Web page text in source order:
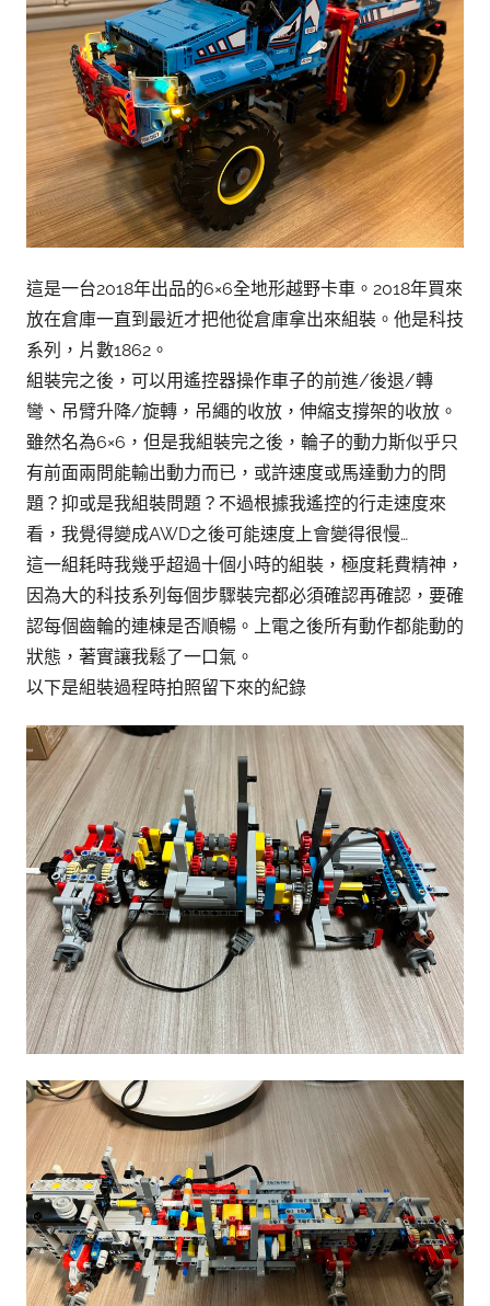
這是一台2018年出品的6×6全地形越野卡車。2018年買來
放在倉庫一直到最近才把他從倉庫拿出來組裝。他是科技
系列，片數1862。
組裝完之後，可以用遙控器操作車子的前進/後退/轉
彎、吊臂升降/旋轉，吊繩的收放，伸縮支撐架的收放。
雖然名為6×6，但是我組裝完之後，輪子的動力斯似乎只
有前面兩問能輸出動力而已，或許速度或馬達動力的問
題？抑或是我組裝問題？不過根據我遙控的行走速度來
看，我覺得變成AWD之後可能速度上會變得很慢…
這一組耗時我幾乎超過十個小時的組裝，極度耗費精神，
因為大的科技系列每個步驟裝完都必須確認再確認，要確
認每個齒輪的連棟是否順暢。上電之後所有動作都能動的
狀態，著實讓我鬆了一口氣。
以下是組裝過程時拍照留下來的紀錄